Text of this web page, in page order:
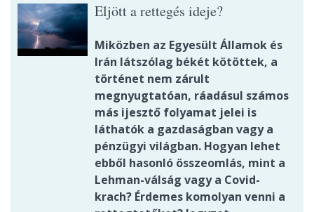
Eljött a rettegés ideje?
Miközben az Egyesült Államok és
Irán látszólag békét kötöttek, a
történet nem zárult
megnyugtatóan, ráadásul számos
más ijesztő folyamat jelei is
láthatók a gazdaságban vagy a
pénzügyi világban. Hogyan lehet
ebből hasonló összeomlás, mint a
Lehman-válság vagy a Covid-
krach? Érdemes komolyan venni a